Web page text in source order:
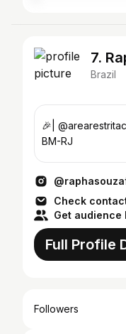
7.
Brazil
🎉|
BM-RJ
Check
Get audience
Full Profile
Followers